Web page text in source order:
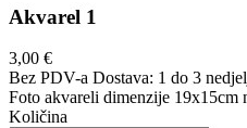
Akvarel 1
3,00 €
Bez PDV-a Dostava: 1 do 3
Foto akvareli dimenzije 19x15cm
Količina